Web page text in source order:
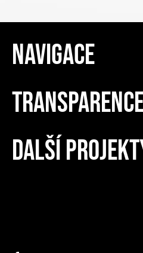
NAVIGACE
DALŠÍ